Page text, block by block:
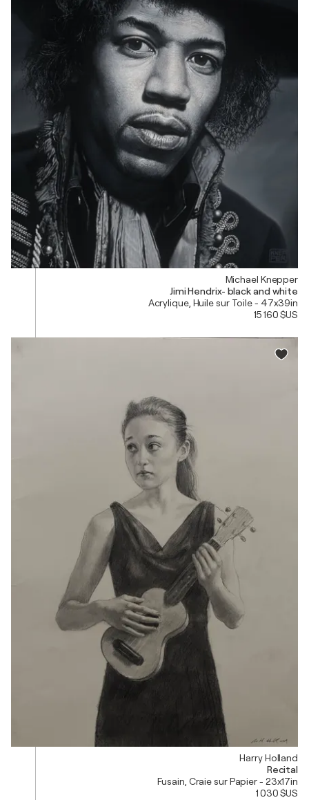
Michael Knepper
Jimi Hendrix- black and white
Acrylique, Huile sur Toile - 47x39in
15 160 $US
Harry Holland
Recital
Fusain, Craie sur Papier - 23x17in
1 030 $US